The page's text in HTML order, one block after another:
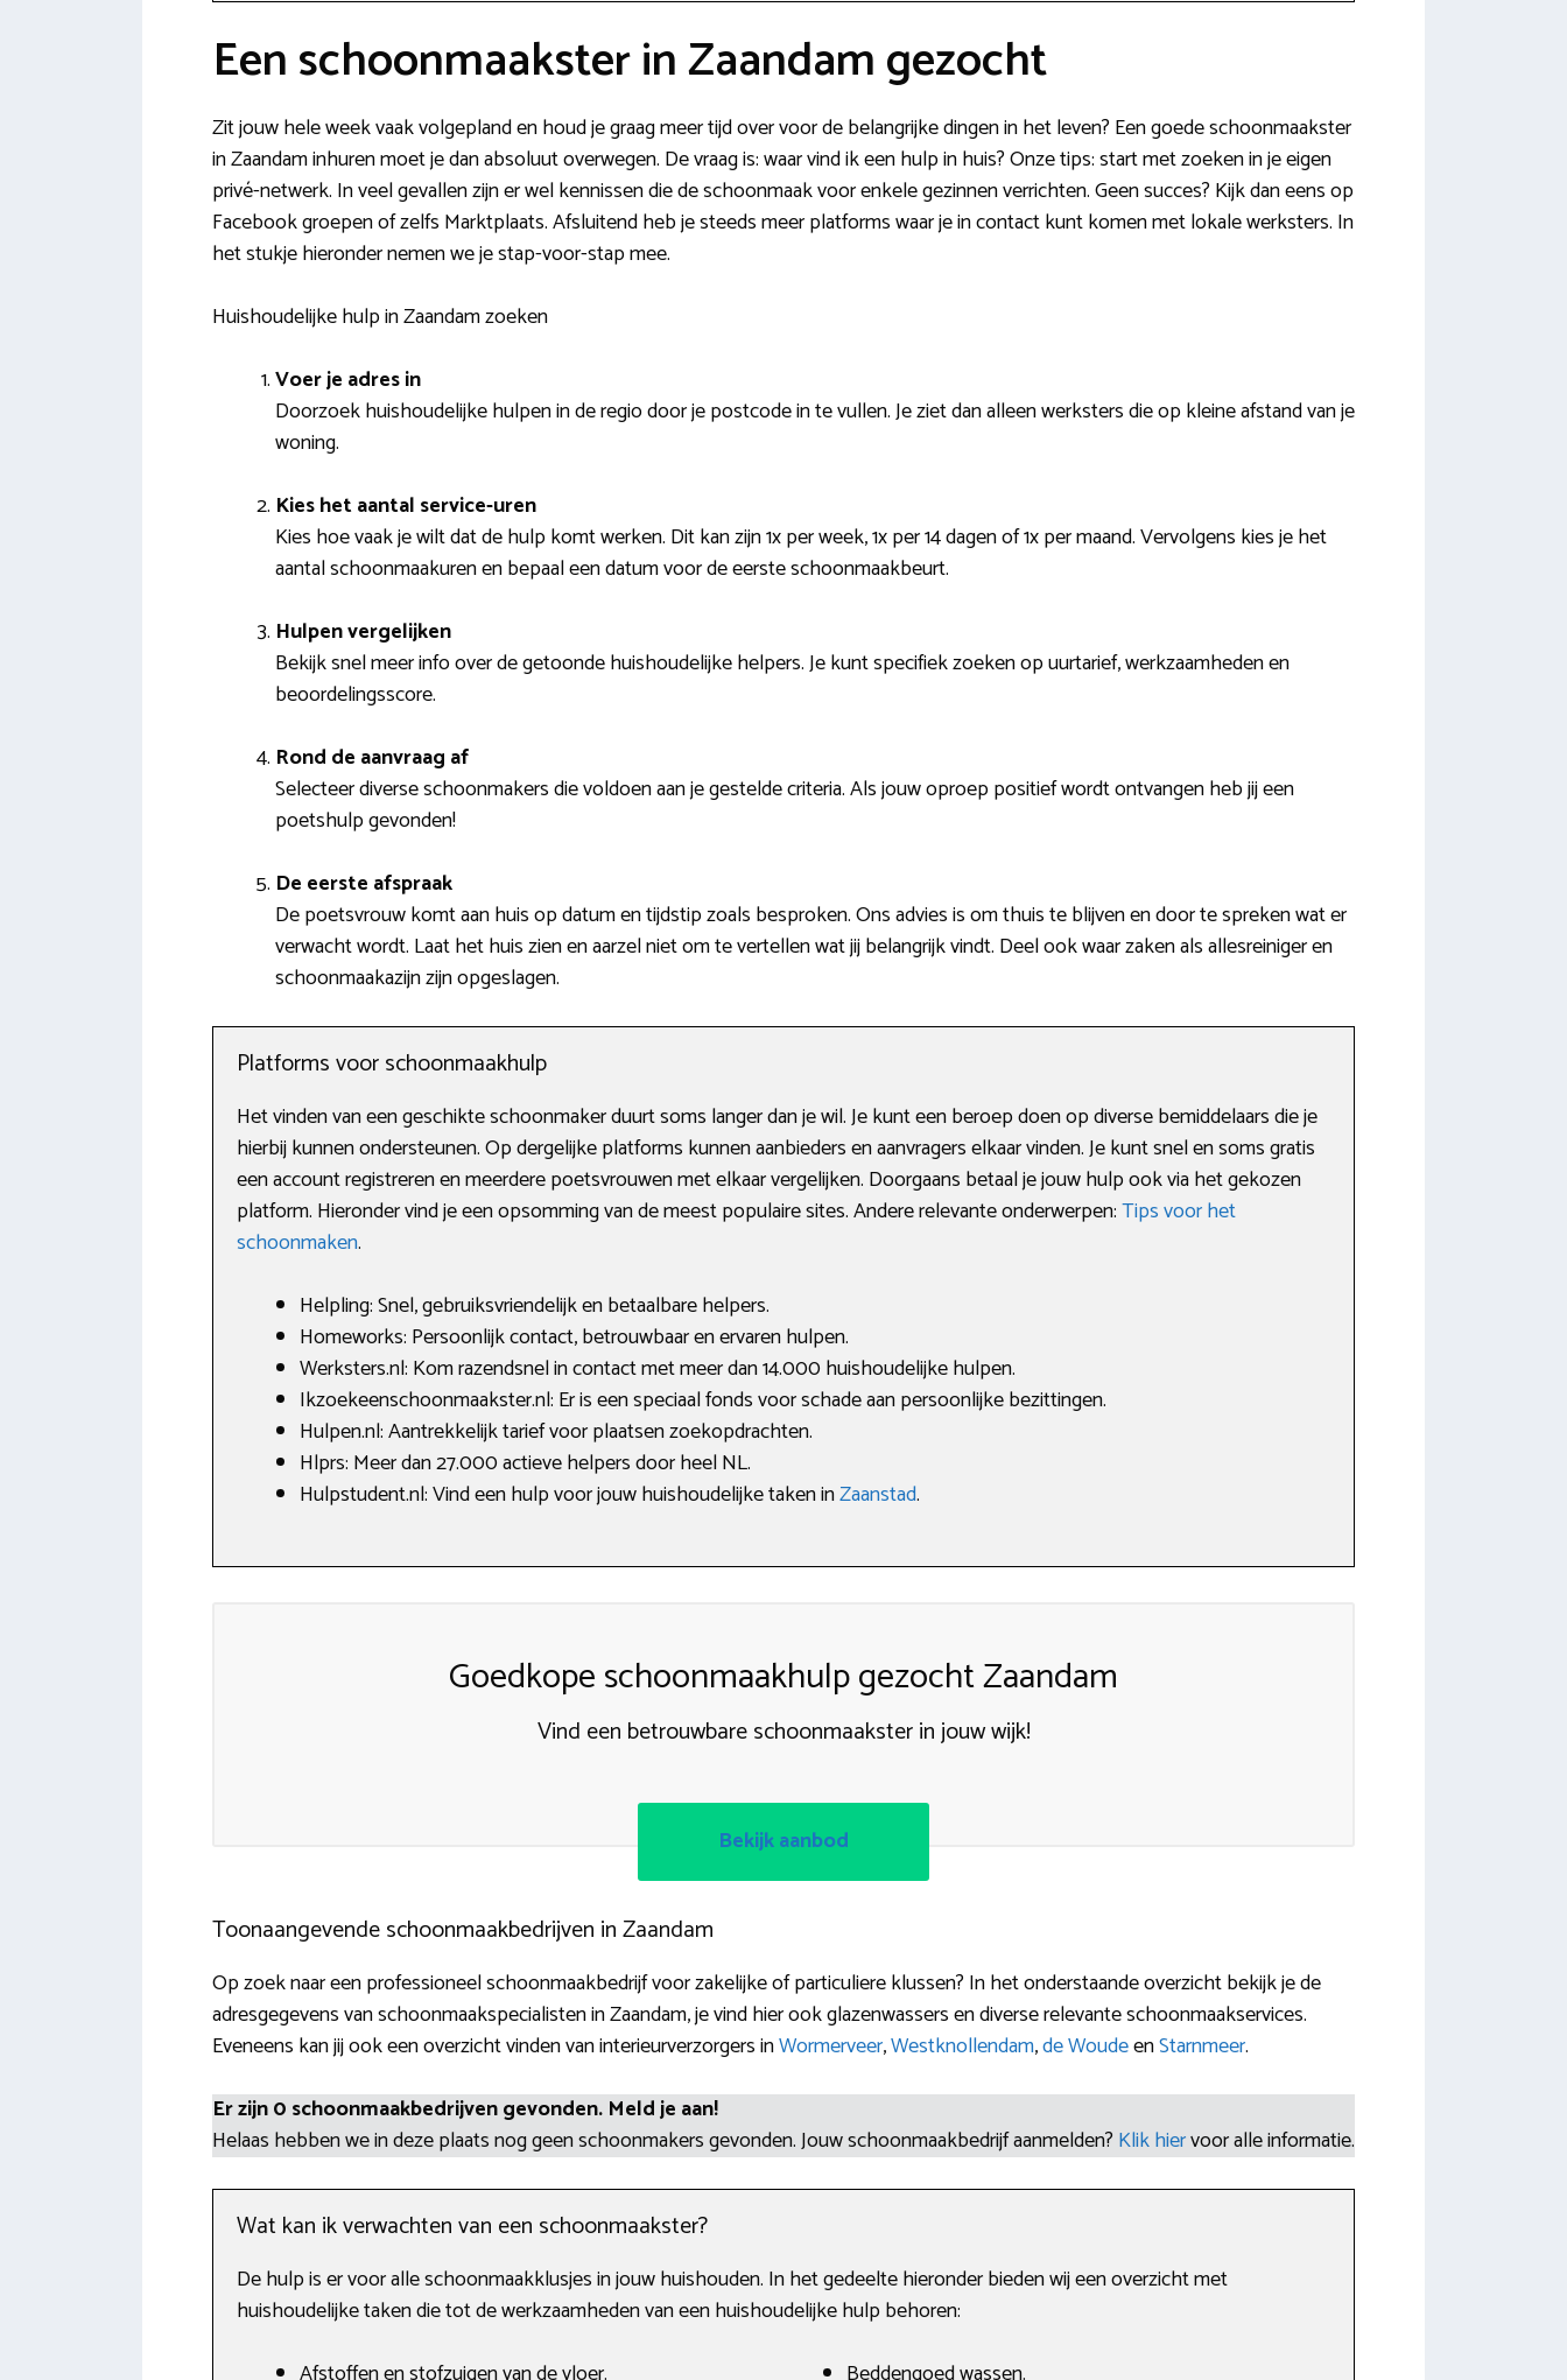
Een schoonmaakster in Zaandam gezocht
Zit jouw hele week vaak volgepland en houd je graag meer tijd over voor de belangrijke dingen in het leven? Een goede schoonmaakster
in Zaandam inhuren moet je dan absoluut overwegen. De vraag is: waar vind ik een hulp in huis? Onze tips: start met zoeken in je eigen
privé-netwerk. In veel gevallen zijn er wel kennissen die de schoonmaak voor enkele gezinnen verrichten. Geen succes? Kijk dan eens op
Facebook groepen of zelfs Marktplaats. Afsluitend heb je steeds meer platforms waar je in contact kunt komen met lokale werksters. In
het stukje hieronder nemen we je stap-voor-stap mee.
Huishoudelijke hulp in Zaandam zoeken
Voer je adres in
Doorzoek huishoudelijke hulpen in de regio door je postcode in te vullen. Je ziet dan alleen werksters die op kleine afstand van je
woning.
Kies het aantal service-uren
Kies hoe vaak je wilt dat de hulp komt werken. Dit kan zijn 1x per week, 1x per 14 dagen of 1x per maand. Vervolgens kies je het
aantal schoonmaakuren en bepaal een datum voor de eerste schoonmaakbeurt.
Hulpen vergelijken
Bekijk snel meer info over de getoonde huishoudelijke helpers. Je kunt specifiek zoeken op uurtarief, werkzaamheden en
beoordelingsscore.
Rond de aanvraag af
Selecteer diverse schoonmakers die voldoen aan je gestelde criteria. Als jouw oproep positief wordt ontvangen heb jij een
poetshulp gevonden!
De eerste afspraak
De poetsvrouw komt aan huis op datum en tijdstip zoals besproken. Ons advies is om thuis te blijven en door te spreken wat er
verwacht wordt. Laat het huis zien en aarzel niet om te vertellen wat jij belangrijk vindt. Deel ook waar zaken als allesreiniger en
schoonmaakazijn zijn opgeslagen.
Platforms voor schoonmaakhulp
Het vinden van een geschikte schoonmaker duurt soms langer dan je wil. Je kunt een beroep doen op diverse bemiddelaars die je
hierbij kunnen ondersteunen. Op dergelijke platforms kunnen aanbieders en aanvragers elkaar vinden. Je kunt snel en soms gratis
een account registreren en meerdere poetsvrouwen met elkaar vergelijken. Doorgaans betaal je jouw hulp ook via het gekozen
platform. Hieronder vind je een opsomming van de meest populaire sites. Andere relevante onderwerpen:Tips voor het
schoonmaken.
Helpling: Snel, gebruiksvriendelijk en betaalbare helpers.
Homeworks: Persoonlijk contact, betrouwbaar en ervaren hulpen.
Werksters.nl: Kom razendsnel in contact met meer dan 14.000 huishoudelijke hulpen.
Ikzoekeenschoonmaakster.nl: Er is een speciaal fonds voor schade aan persoonlijke bezittingen.
Hulpen.nl: Aantrekkelijk tarief voor plaatsen zoekopdrachten.
Hlprs: Meer dan 27.000 actieve helpers door heel NL.
Hulpstudent.nl: Vind een hulp voor jouw huishoudelijke taken inZaanstad.
Goedkope schoonmaakhulp gezocht Zaandam
Vind een betrouwbare schoonmaakster in jouw wijk!
Bekijk aanbod
Toonaangevende schoonmaakbedrijven in Zaandam
Op zoek naar een professioneel schoonmaakbedrijf voor zakelijke of particuliere klussen? In het onderstaande overzicht bekijk je de
adresgegevens van schoonmaakspecialisten in Zaandam, je vind hier ook glazenwassers en diverse relevante schoonmaakservices.
Eveneens kan jij ook een overzicht vinden van interieurverzorgers inWormerveer,Westknollendam,de WoudeenStarnmeer.
Er zijn 0 schoonmaakbedrijven gevonden. Meld je aan!
Helaas hebben we in deze plaats nog geen schoonmakers gevonden. Jouw schoonmaakbedrijf aanmelden? Klik hiervoor alle informatie.
Wat kan ik verwachten van een schoonmaakster?
De hulp is er voor alle schoonmaakklusjes in jouw huishouden. In het gedeelte hieronder bieden wij een overzicht met
huishoudelijke taken die tot de werkzaamheden van een huishoudelijke hulp behoren: